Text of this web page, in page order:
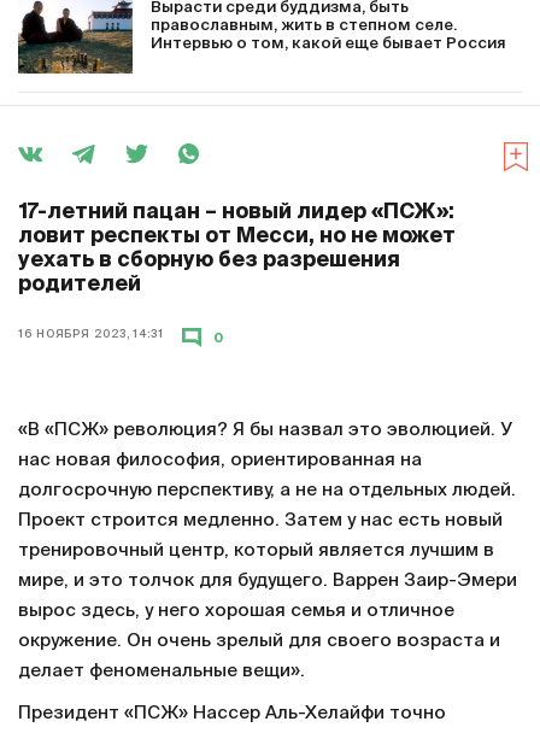
Вырасти среди буддизма, быть
православным, жить в степном селе.
Интервью о том, какой еще бывает Россия
17-летний пацан – новый лидер «ПСЖ»:
ловит респекты от Месси, но не может
уехать в сборную без разрешения
родителей
16 НОЯБРЯ 2023, 14:31 0
«В «ПСЖ» революция? Я бы назвал это эволюцией. У
нас новая философия, ориентированная на
долгосрочную перспективу, а не на отдельных людей.
Проект строится медленно. Затем у нас есть новый
тренировочный центр, который является лучшим в
мире, и это толчок для будущего. Варрен Заир-Эмери
вырос здесь, у него хорошая семья и отличное
окружение. Он очень зрелый для своего возраста и
делает феноменальные вещи».
Президент «ПСЖ» Нассер Аль-Хелайфи точно